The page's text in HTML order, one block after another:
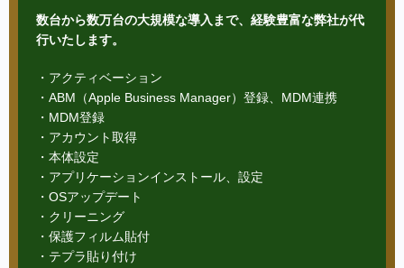
数台から数万台の大規模な導入まで、経験豊富な弊社が代
行いたします。
・アクティベーション
・ABM（Apple Business Manager）登録、MDM連携
・MDM登録
・アカウント取得
・本体設定
・アプリケーションインストール、設定
・OSアップデート
・クリーニング
・保護フィルム貼付
・テプラ貼り付け